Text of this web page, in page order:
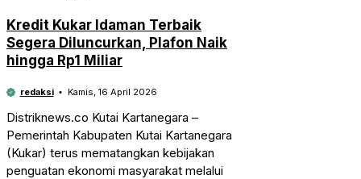
Kredit Kukar Idaman Terbaik
Segera Diluncurkan, Plafon Naik
hingga Rp1 Miliar
redaksi Kamis, 16 April 2026
Distriknews.co Kutai Kartanegara –
Pemerintah Kabupaten Kutai Kartanegara
(Kukar) terus mematangkan kebijakan
penguatan ekonomi masyarakat melalui